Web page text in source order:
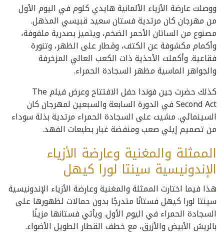
ووصلت عارضة الأزياء الألمانية هايدي كلوم في اليوم الأول
من مهرجان كان مرتدية فستان سعيد قبيسي المذهل.
مصنوع من الساتان الأحمر الضخم، ويتميز بصدرية ملفوفة،
وأكمام مكشوفة عن الكتف، وقطار على الظهر، وتنورة
فقاعية. وأكملت الأحذية ذات الكعب العالي المزخرفة
والجواهر الماسية مظهر السجادة الحمراء.
كذلك حضرت جين فوندا حفل الافتتاح وعرض فيلم The
Second Act في الدورة السابعة والسبعين لمهرجان كان
السينمائي. مشيت على السجادة الحمراء مرتدية بذلة سوداء
من تصميم إيلي صعب ومنفضة غبار بطبعات الفهد.
الممثلة والمغنية وعارضة الأزياء
الإندونيسية سينتا لورا كيهل
هذا فيما اختارت الممثلة والمغنية وعارضة الأزياء الإندونيسية
سينتا لورا كيهل فستانًا متدرجًا بدون حمالات لظهورها على
السجادة الحمراء في اليوم الأول. ويأتي فستانها مزينًا
بالريش الأبيض والأزرق، مع خطف القطار الطويل الأضواء.